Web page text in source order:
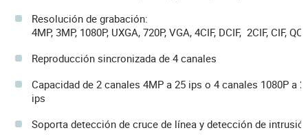
Resolución de grabación:
4MP, 3MP, 1080P, UXGA, 720P, VGA, 4CIF, DCIF, 2CIF, CIF,
Reproducción sincronizada de 4 canales
Capacidad de 2 canales 4MP a 25 ips o 4 canales 1080P a
ips
Soporta detección de cruce de línea y detección de